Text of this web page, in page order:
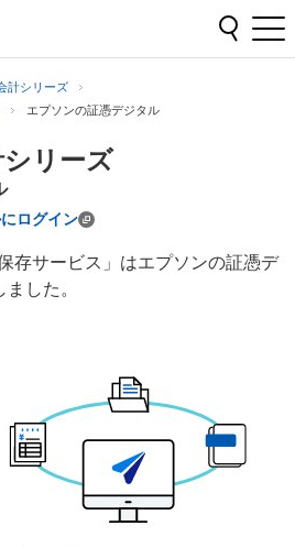
計シリーズ
エプソンの証憑デジタル
リーズ
ログイン
存サービス」はエプソンの証憑デ
した。